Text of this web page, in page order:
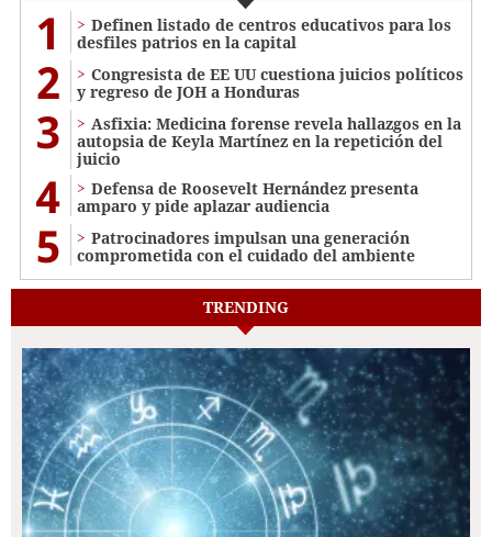
1
Definen listado de centros educativos para los
desfiles patrios en la capital
2
Congresista de EE UU cuestiona juicios políticos
y regreso de JOH a Honduras
3
Asfixia: Medicina forense revela hallazgos en la
autopsia de Keyla Martínez en la repetición del
juicio
4
Defensa de Roosevelt Hernández presenta
amparo y pide aplazar audiencia
5
Patrocinadores impulsan una generación
comprometida con el cuidado del ambiente
TRENDING